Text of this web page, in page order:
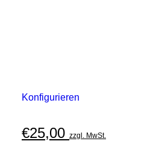
Konfigurieren
€25,00 zzgl. MwSt.